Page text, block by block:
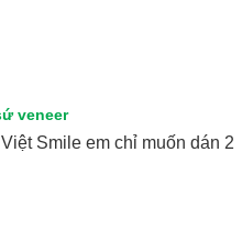
veneer
Smile em chỉ muốn dán 2